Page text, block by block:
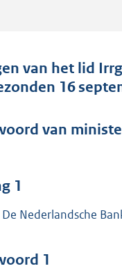
van het lid
16
van
1
Nederlandsche
1